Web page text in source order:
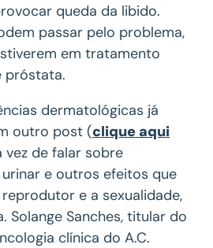
queda da libido.
passar pelo problema,
em tratamento
próstata.
dermatológicas já
outro post (clique aqui
vez de falar sobre
e outros efeitos que
e a sexualidade,
Solange Sanches, titular do
clínica do A.C.